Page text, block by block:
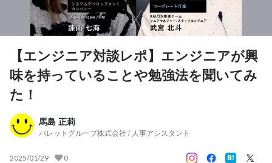
【エンジニア対談レポ】エンジニアが興
味を持っていることや勉強法を聞いてみ
た！
馬島 正莉
バレットグループ株式会社 / 人事アシスタント
2025/01/29 0